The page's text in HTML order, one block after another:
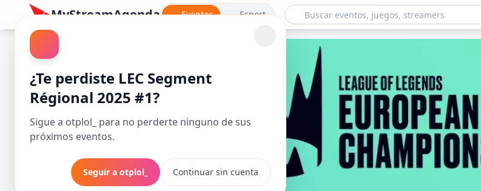
¿Te perdiste LEC Segment
Régional 2025 #1?
Sigue a otplol_ para no perderte ninguno de sus
próximos eventos.
Seguir a otplol_ Continuar sin cuenta
MyStreamAgenda Eventos Esport